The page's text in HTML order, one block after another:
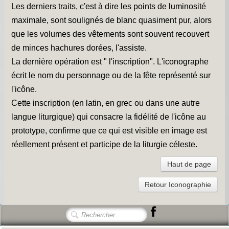
Les derniers traits, c'est à dire les points de luminosité
maximale, sont soulignés de blanc quasiment pur, alors
que les volumes des vêtements sont souvent recouvert
de minces hachures dorées, l'assiste.
La dernière opération est " l'inscription". L'iconographe
écrit le nom du personnage ou de la fête représenté sur
l'icône.
Cette inscription (en latin, en grec ou dans une autre
langue liturgique) qui consacre la fidélité de l'icône au
prototype, confirme que ce qui est visible en image est
réellement présent et participe de la liturgie céleste.
Haut de page
Retour Iconographie